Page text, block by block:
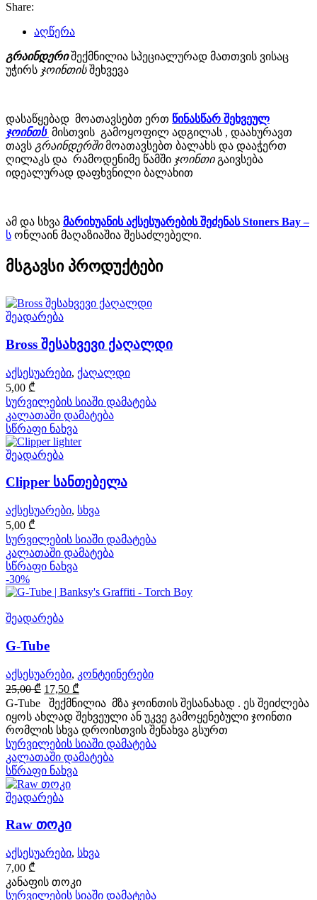
Share:
აღწერა
გრაინდერიშექმნილია სპეციალურად მათთვის ვისაც
უჭირს ჯოინთისშეხვევა
დასაწყებად მოათავსებთ ერთ წინასწარ შეხვეულ
ჯოინთს მისთვის გამოყოფილ ადგილას , დაახურავთ
თავს გრაინდერშიმოათავსებთ ბალახს და დააჭერთ
ღილაკს და რამოდენიმე წამში ჯოინთიგაივსება
იდეალურად დაფხვნილი ბალახით
ამ და სხვა მარიხუანის აქსესუარების შეძენას Stoners Bay –
ს ონლაინ მაღაზიაშია შესაძლებელი.
მსგავსი პროდუქტები
შეადარება
Bross შესახვევი ქაღალდი
აქსესუარები, ქაღალდი
5,00 ₾
სურვილების სიაში დამატება
კალათაში დამატება
სწრაფი ნახვა
შეადარება
Clipper სანთებელა
აქსესუარები, სხვა
5,00 ₾
სურვილების სიაში დამატება
კალათაში დამატება
სწრაფი ნახვა
-30%
შეადარება
G-Tube
აქსესუარები, კონტეინერები
25,00₾ Original
price
was:
25,00 ₾.
17,50 ₾
price
is:
17,50 ₾.
G-Tube შექმნილია მზა ჯოინთის შესანახად . ეს შეიძლება
იყოს ახლად შეხვეული ან უკვე გამოყენებული ჯოინთი
რომლის სხვა დროისთვის შენახვა გსურთ
სურვილების სიაში დამატება
კალათაში დამატება
სწრაფი ნახვა
შეადარება
Raw თოკი
აქსესუარები, სხვა
7,00 ₾
კანაფის თოკი
სურვილების სიაში დამატება